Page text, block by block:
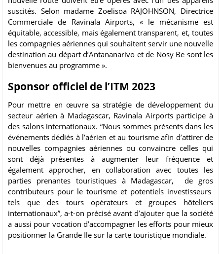
suscités. Selon madame Zoelisoa RAJOHNSON, Directrice
Commerciale de Ravinala Airports, « le mécanisme est
équitable, accessible, mais également transparent, et, toutes
les compagnies aériennes qui souhaitent servir une nouvelle
destination au départ d’Antananarivo et de Nosy Be sont les
bienvenues au programme ».
Sponsor officiel de l’ITM 2023
Pour mettre en œuvre sa stratégie de développement du
secteur aérien à Madagascar, Ravinala Airports participe à
des salons internationaux. “Nous sommes présents dans les
événements dédiés à l’aérien et au tourisme afin d’attirer de
nouvelles compagnies aériennes ou convaincre celles qui
sont déjà présentes à augmenter leur fréquence et
également approcher, en collaboration avec toutes les
parties prenantes touristiques à Madagascar, de gros
contributeurs pour le tourisme et potentiels investisseurs
tels que des tours opérateurs et groupes hôteliers
internationaux”, a-t-on précisé avant d’ajouter que la société
a aussi pour vocation d’accompagner les efforts pour mieux
positionner la Grande Ile sur la carte touristique mondiale.